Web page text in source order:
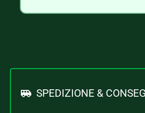
SPEDIZIONE &